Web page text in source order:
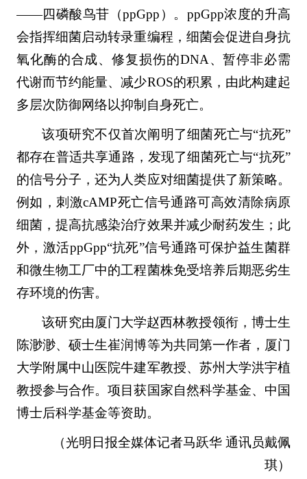
——四磷酸鸟苷（ppGpp）。ppGpp浓度的升高
会指挥细菌启动转录重编程，细菌会促进自身抗
氧化酶的合成、修复损伤的DNA、暂停非必需
代谢而节约能量、减少ROS的积累，由此构建起
多层次防御网络以抑制自身死亡。
该项研究不仅首次阐明了细菌死亡与“抗死”
都存在普适共享通路，发现了细菌死亡与“抗死”
的信号分子，还为人类应对细菌提供了新策略。
例如，刺激cAMP死亡信号通路可高效清除病原
细菌，提高抗感染治疗效果并减少耐药发生；此
外，激活ppGpp“抗死”信号通路可保护益生菌群
和微生物工厂中的工程菌株免受培养后期恶劣生
存环境的伤害。
该研究由厦门大学赵西林教授领衔，博士生
陈渺渺、硕士生崔润博等为共同第一作者，厦门
大学附属中山医院牛建军教授、苏州大学洪宇植
教授参与合作。项目获国家自然科学基金、中国
博士后科学基金等资助。
（光明日报全媒体记者马跃华 通讯员戴佩
琪）